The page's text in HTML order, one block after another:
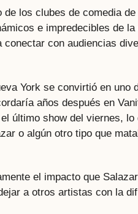
los clubes de comedia
e impredecibles de
con audiencias
York se convirtió en
años después en
último show del viernes,
o algún otro tipo que
el impacto que
a otros artistas con la